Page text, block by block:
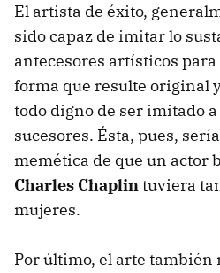
El artista de éxito,
sido capaz de imitar lo
antecesores artísticos
forma que resulte original
todo digno de ser imitado a
sucesores. Ésta, pues,
memética de que un actor
Charles Chaplintuviera
mujeres.
Por último, el arte también